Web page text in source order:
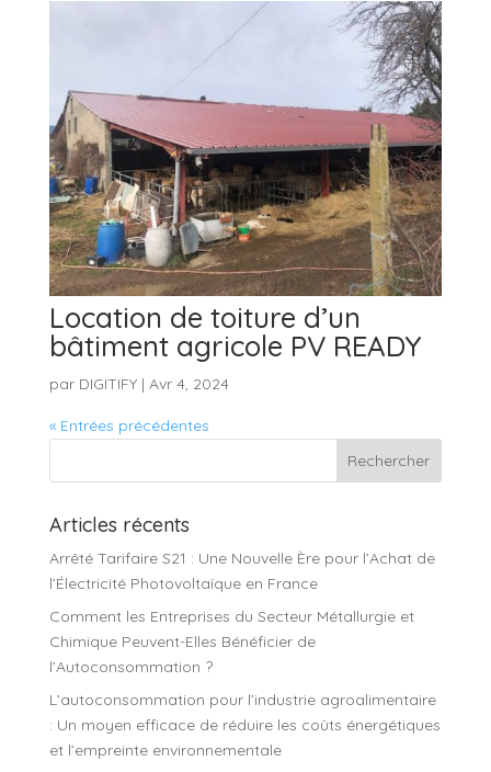
Location de toiture d’un
bâtiment agricole PV READY
par DIGITIFY| Avr 4, 2024
« Entrées précédentes
Articles récents
Arrêté Tarifaire S21 : Une Nouvelle Ère pour l’Achat de
l’Électricité Photovoltaïque en France
Comment les Entreprises du Secteur Métallurgie et
Chimique Peuvent-Elles Bénéficier de
l’Autoconsommation ?
L’autoconsommation pour l’industrie agroalimentaire
: Un moyen efficace de réduire les coûts énergétiques
et l’empreinte environnementale